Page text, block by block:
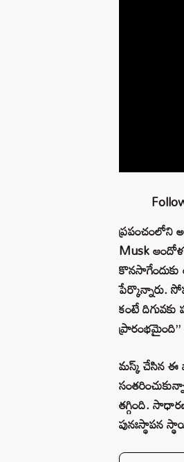
ప్రపంచంలోని
Musk
పేర్కొన్నారు.
కంటే
మస్క్ చేసిన ఈ
తగ్గింది.
పునఃస్థాపన